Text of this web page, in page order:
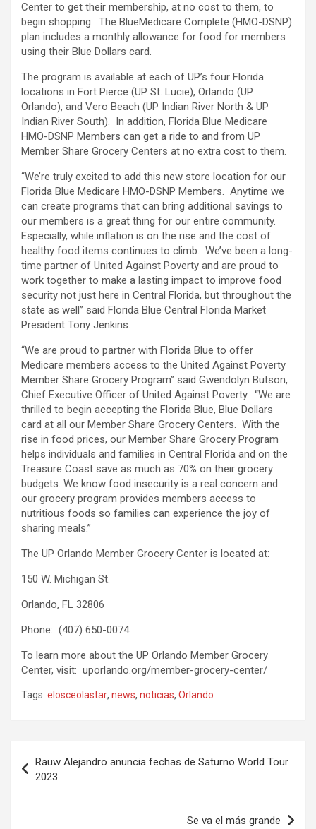
Center to get their membership, at no cost to them, to
begin shopping. The BlueMedicare Complete (HMO-DSNP)
plan includes a monthly allowance for food for members
using their Blue Dollars card.
The program is available at each of UP’s four Florida
locations in Fort Pierce (UP St. Lucie), Orlando (UP
Orlando), and Vero Beach (UP Indian River North & UP
Indian River South). In addition, Florida Blue Medicare
HMO-DSNP Members can get a ride to and from UP
Member Share Grocery Centers at no extra cost to them.
“We’re truly excited to add this new store location for our
Florida Blue Medicare HMO-DSNP Members. Anytime we
can create programs that can bring additional savings to
our members is a great thing for our entire community.
Especially, while inflation is on the rise and the cost of
healthy food items continues to climb. We’ve been a long-
time partner of United Against Poverty and are proud to
work together to make a lasting impact to improve food
security not just here in Central Florida, but throughout the
state as well” said Florida Blue Central Florida Market
President Tony Jenkins.
“We are proud to partner with Florida Blue to offer
Medicare members access to the United Against Poverty
Member Share Grocery Program” said Gwendolyn Butson,
Chief Executive Officer of United Against Poverty. “We are
thrilled to begin accepting the Florida Blue, Blue Dollars
card at all our Member Share Grocery Centers. With the
rise in food prices, our Member Share Grocery Program
helps individuals and families in Central Florida and on the
Treasure Coast save as much as 70% on their grocery
budgets. We know food insecurity is a real concern and
our grocery program provides members access to
nutritious foods so families can experience the joy of
sharing meals.”
The UP Orlando Member Grocery Center is located at:
150 W. Michigan St.
Orlando, FL 32806
Phone: (407) 650-0074
To learn more about the UP Orlando Member Grocery
Center, visit: uporlando.org/member-grocery-center/
Tags: elosceolastar, news, noticias, Orlando
s
Rauw Alejandro anuncia fechas de Saturno World Tour
2023
Se va el más grande